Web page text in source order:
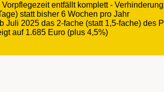
entfällt komplett -
statt bisher 6 Wochen pro Jahr
Juli 2025 das 2-fache (statt 1,5-fache) des
auf 1.685 Euro (plus 4,5%)